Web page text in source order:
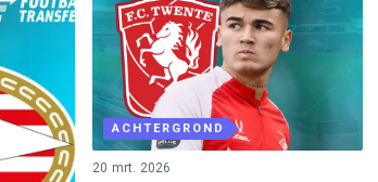
ACHTERGROND
20 mrt. 2026